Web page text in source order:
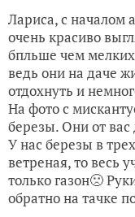
бпльше чем
ведь они на даче
отдохнуть и
На фото с
березы. Они от вас
У нас березы в
ветреная, то весь
только газон🙁
обратно на тачке
3 апреля